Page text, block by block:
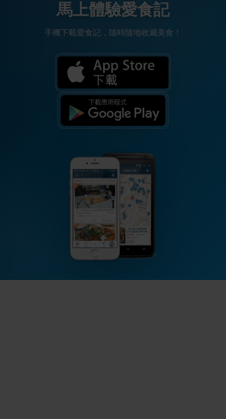
馬上體驗愛食記
手機下載愛食記，隨時隨地收藏美食！